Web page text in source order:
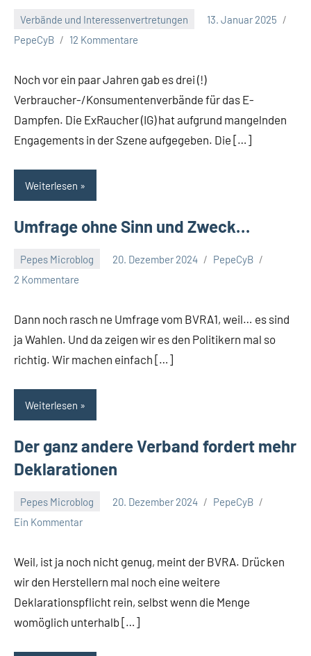
Verbände und Interessenvertretungen
13. Januar 2025
PepeCyB
12 Kommentare
Noch vor ein paar Jahren gab es drei (!)
Verbraucher-/Konsumentenverbände für das E-
Dampfen. Die ExRaucher (IG) hat aufgrund mangelnden
Engagements in der Szene aufgegeben. Die […]
Weiterlesen
Umfrage ohne Sinn und Zweck…
Pepes Microblog 20. Dezember 2024
PepeCyB
2 Kommentare
Dann noch rasch ne Umfrage vom BVRA1, weil… es sind
ja Wahlen. Und da zeigen wir es den Politikern mal so
richtig. Wir machen einfach […]
Weiterlesen
Der ganz andere Verband fordert mehr
Deklarationen
Pepes Microblog 20. Dezember 2024
PepeCyB
Ein Kommentar
Weil, ist ja noch nicht genug, meint der BVRA. Drücken
wir den Herstellern mal noch eine weitere
Deklarationspflicht rein, selbst wenn die Menge
womöglich unterhalb […]